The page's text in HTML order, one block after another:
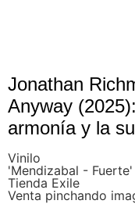
Jonathan
Anyway
armonía y la
Vinilo
'Mendizabal - Fuerte'
Tienda Exile
Venta pinchando